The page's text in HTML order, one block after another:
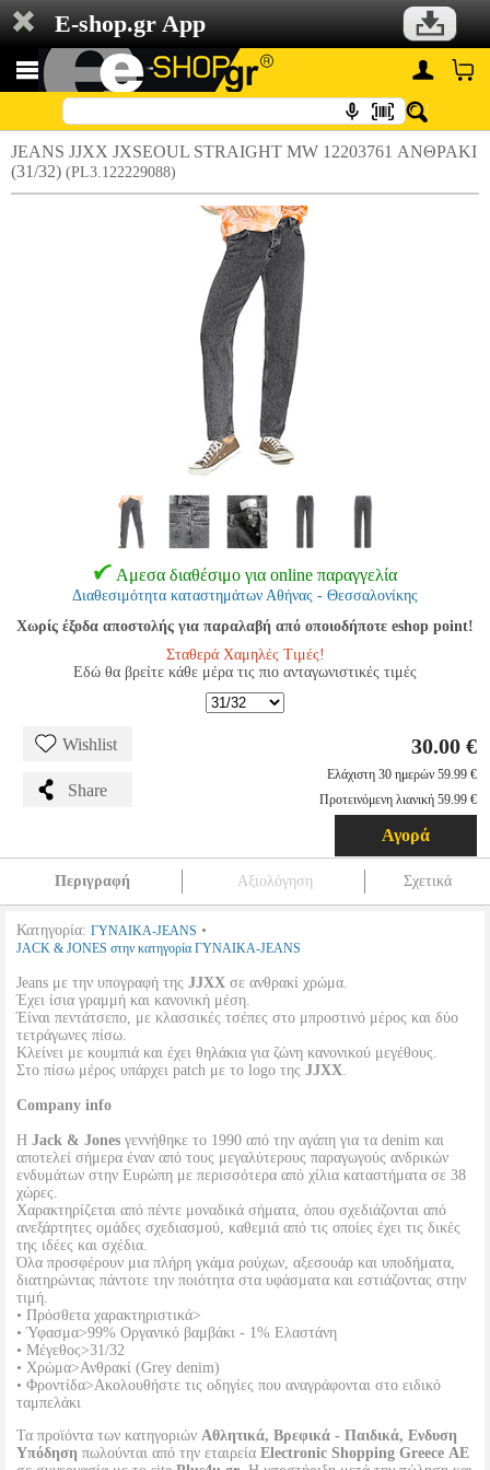
E-shop.gr App
JEANS JJXX JXSEOUL STRAIGHT MW 12203761 ΑΝΘΡΑΚΙ
(31/32) (PL3.122229088)
Αμεσα διαθέσιμο για online παραγγελία
Διαθεσιμότητα καταστημάτων Αθήνας - Θεσσαλονίκης
Χωρίς έξοδα αποστολής για παραλαβή από οποιοδήποτε eshop point!
Σταθερά Χαμηλές Τιμές!
Εδώ θα βρείτε κάθε μέρα τις πιο ανταγωνιστικές τιμές
Wishlist
Share
30.00 €
Ελάχιστη 30 ημερών 59.99 €
Προτεινόμενη λιανική 59.99 €
Αγορά
Περιγραφή Αξιολόγηση Σχετικά
Κατηγορία: ΓΥΝΑΙΚΑ-JEANS •
JACK & JONES στην κατηγορία ΓΥΝΑΙΚΑ-JEANS
Jeans με την υπογραφή της JJXX σε ανθρακί χρώμα.
Έχει ίσια γραμμή και κανονική μέση.
Έίναι πεντάτσεπο, με κλασσικές τσέπες στο μπροστινό μέρος και δύο
τετράγωνες πίσω.
Κλείνει με κουμπιά και έχει θηλάκια για ζώνη κανονικού μεγέθους.
Στο πίσω μέρος υπάρχει patch με το logo της JJXX.
Company info
Η Jack & Jones γεννήθηκε το 1990 από την αγάπη για τα denim και
αποτελεί σήμερα έναν από τους μεγαλύτερους παραγωγούς ανδρικών
ενδυμάτων στην Ευρώπη με περισσότερα από χίλια καταστήματα σε 38
χώρες.
Χαρακτηρίζεται από πέντε μοναδικά σήματα, όπου σχεδιάζονται από
ανεξάρτητες ομάδες σχεδιασμού, καθεμιά από τις οποίες έχει τις δικές
της ιδέες και σχέδια.
Όλα προσφέρουν μια πλήρη γκάμα ρούχων, αξεσουάρ και υποδήματα,
διατηρώντας πάντοτε την ποιότητα στα υφάσματα και εστιάζοντας στην
τιμή.
• Πρόσθετα χαρακτηριστικά>
• Ύφασμα>99% Οργανικό βαμβάκι - 1% Ελαστάνη
• Μέγεθος>31/32
• Χρώμα>Ανθρακί (Grey denim)
• Φροντίδα>Ακολουθήστε τις οδηγίες που αναγράφονται στο ειδικό
ταμπελάκι
Τα προϊόντα των κατηγοριών Αθλητικά, Βρεφικά - Παιδικά, Ενδυση
Υπόδηση πωλούνται από την εταιρεία Electronic Shopping Greece ΑΕ